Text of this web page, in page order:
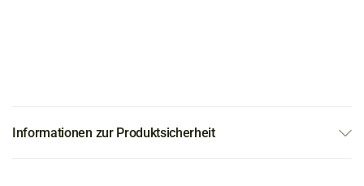
Informationen zur Produktsicherheit